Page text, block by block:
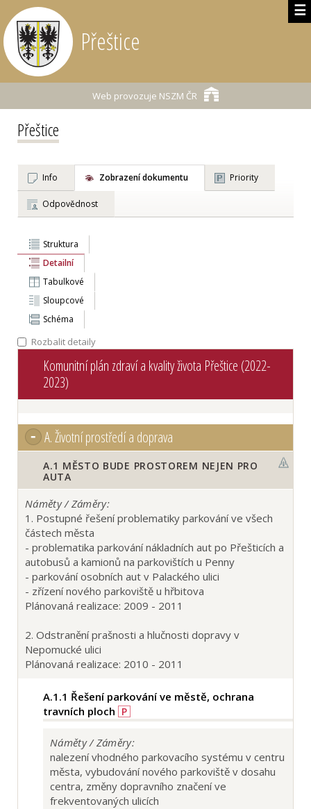
☰
Přeštice
Web provozuje NSZM ČR
Přeštice
Info Zobrazení dokumentu Priority
Odpovědnost
Struktura
Detailní
Tabulkové
Sloupcové
Schéma
Rozbalit detaily
Komunitní plán zdraví a kvality života Přeštice (2022-
2023)
A.Životní prostředí a doprava
A.1 MĚSTO BUDE PROSTOREM NEJEN PRO
AUTA
Náměty / Záměry:
1. Postupné řešení problematiky parkování ve všech
částech města
- problematika parkování nákladních aut po Přešticích a
autobusů a kamionů na parkovištích u Penny
- parkování osobních aut v Palackého ulici
- zřízení nového parkoviště u hřbitova
Plánovaná realizace: 2009 - 2011
2. Odstranění prašnosti a hlučnosti dopravy v
Nepomucké ulici
Plánovaná realizace: 2010 - 2011
A.1.1 Řešení parkování ve městě, ochrana
travních ploch P
Náměty / Záměry:
nalezení vhodného parkovacího systému v centru
města, vybudování nového parkoviště v dosahu
centra, změny dopravního značení ve
frekventovaných ulicích